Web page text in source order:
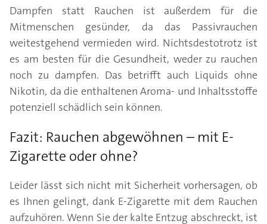
Dampfen statt Rauchen ist außerdem für die
Mitmenschen gesünder, da das Passivrauchen
weitestgehend vermieden wird. Nichtsdestotrotz ist
es am besten für die Gesundheit, weder zu rauchen
noch zu dampfen. Das betrifft auch Liquids ohne
Nikotin, da die enthaltenen Aroma- und Inhaltsstoffe
potenziell schädlich sein können.
Fazit: Rauchen abgewöhnen – mit E-
Zigarette oder ohne?
Leider lässt sich nicht mit Sicherheit vorhersagen, ob
es Ihnen gelingt, dank E-Zigarette mit dem Rauchen
aufzuhören. Wenn Sie der kalte Entzug abschreckt, ist